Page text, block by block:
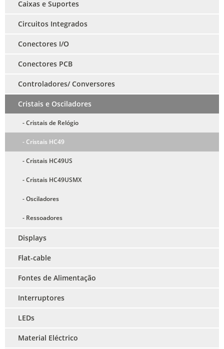
Caixas e Suportes
Circuitos Integrados
Conectores I/O
Conectores PCB
Controladores/ Conversores
Cristais e Osciladores
- Cristais de Relógio
- Cristais HC49
- Cristais HC49US
- Cristais HC49USMX
- Osciladores
- Ressoadores
Displays
Flat-cable
Fontes de Alimentação
Interruptores
LEDs
Material Eléctrico